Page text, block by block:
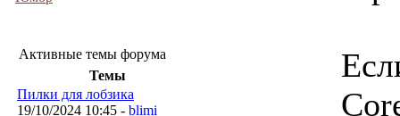
Активные темы форума
Темы
Пилки для лобзика
19/10/2024 10:45 - blimi